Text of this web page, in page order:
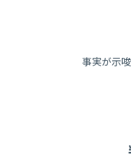
事実が示唆